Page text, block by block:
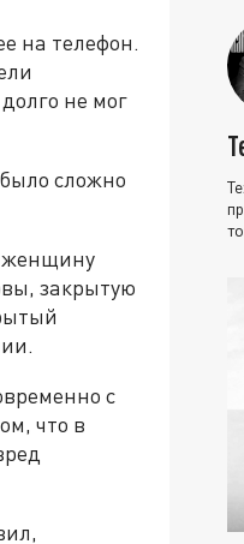
на телефон.
не мог
сложно
женщину
закрытую
с
что в